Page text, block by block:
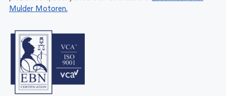
Mulder Motoren.